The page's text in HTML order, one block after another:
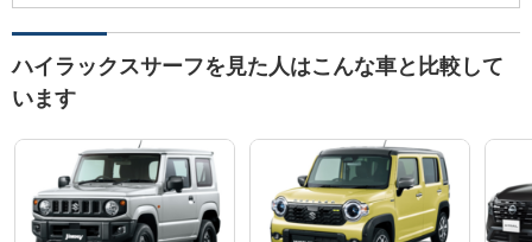
ハイラックスサーフを見た人はこんな車と比較して
います